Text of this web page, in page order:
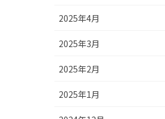
2025年4月
2025年3月
2025年2月
2025年1月